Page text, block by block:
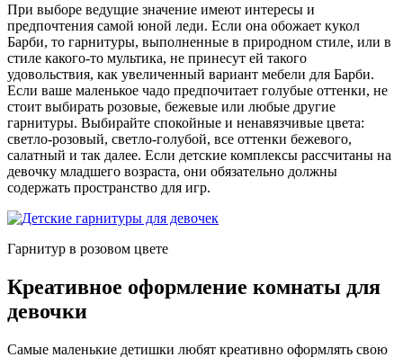
При выборе ведущие значение имеют интересы и
предпочтения самой юной леди. Если она обожает кукол
Барби, то гарнитуры, выполненные в природном стиле, или в
стиле какого-то мультика, не принесут ей такого
удовольствия, как увеличенный вариант мебели для Барби.
Если ваше маленькое чадо предпочитает голубые оттенки, не
стоит выбирать розовые, бежевые или любые другие
гарнитуры. Выбирайте спокойные и ненавязчивые цвета:
светло-розовый, светло-голубой, все оттенки бежевого,
салатный и так далее. Если детские комплексы рассчитаны на
девочку младшего возраста, они обязательно должны
содержать пространство для игр.
Гарнитур в розовом цвете
Креативное оформление комнаты для
девочки
Самые маленькие детишки любят креативно оформлять свою